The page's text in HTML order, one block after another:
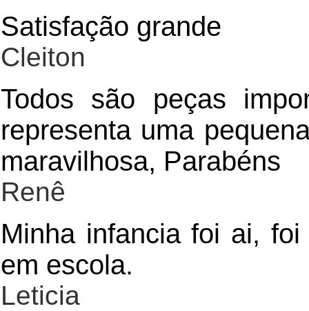
Satisfação grande
Cleiton
Todos são peças
representa uma
maravilhosa, Parabéns
Renê
Minha infancia foi ai,
em escola.
Leticia